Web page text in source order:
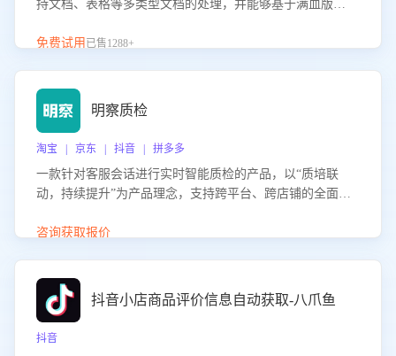
持文档、表格等多类型文档的处理，并能够基于满血版
识支持，帮助用户高效管理和利用知识资源。通过该产品，
免费试用 已售1288+
明察质检
淘宝 | 京东 | 抖音 | 拼多多
一款针对客服会话进行实时智能质检的产品，以“质培联
动，持续提升”为产品理念，支持跨平台、跨店铺的全面、
升客服团队的销服能力。
咨询获取报价
抖音小店商品评价信息自动获取-八爪鱼
抖音